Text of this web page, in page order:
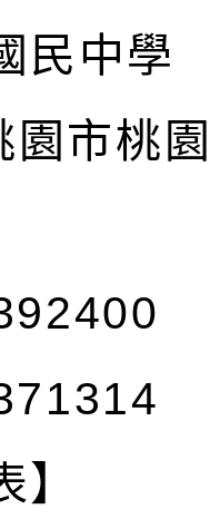
民中學
園市桃
】